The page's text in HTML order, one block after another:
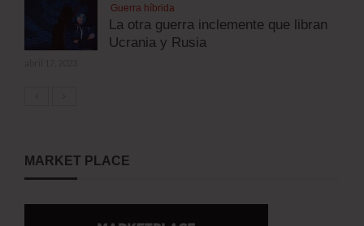
Guerra híbrida
La otra guerra inclemente que libran
Ucrania y Rusia
MARKET PLACE